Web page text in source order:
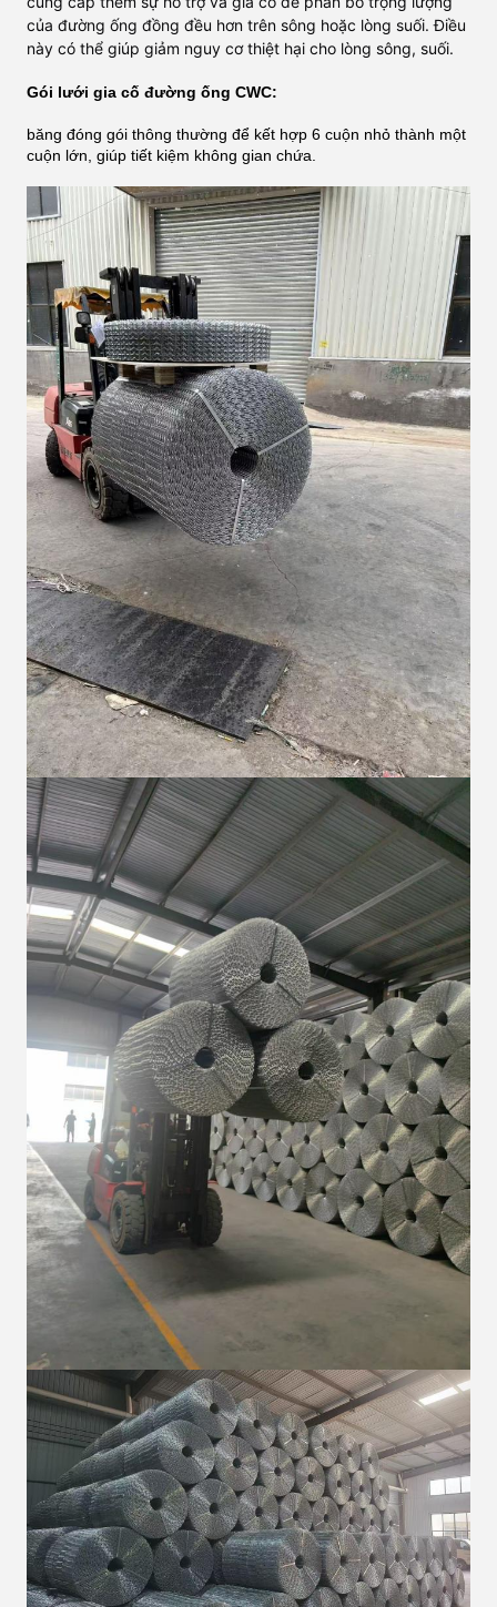
của đường ống đồng đều hơn trên sông hoặc lòng suối. Điều
này có thể giúp giảm nguy cơ thiệt hại cho lòng sông, suối.
Gói lưới gia cố đường ống CWC:
băng đóng gói thông thường để kết hợp 6 cuộn nhỏ thành một
cuộn lớn, giúp tiết kiệm không gian chứa.